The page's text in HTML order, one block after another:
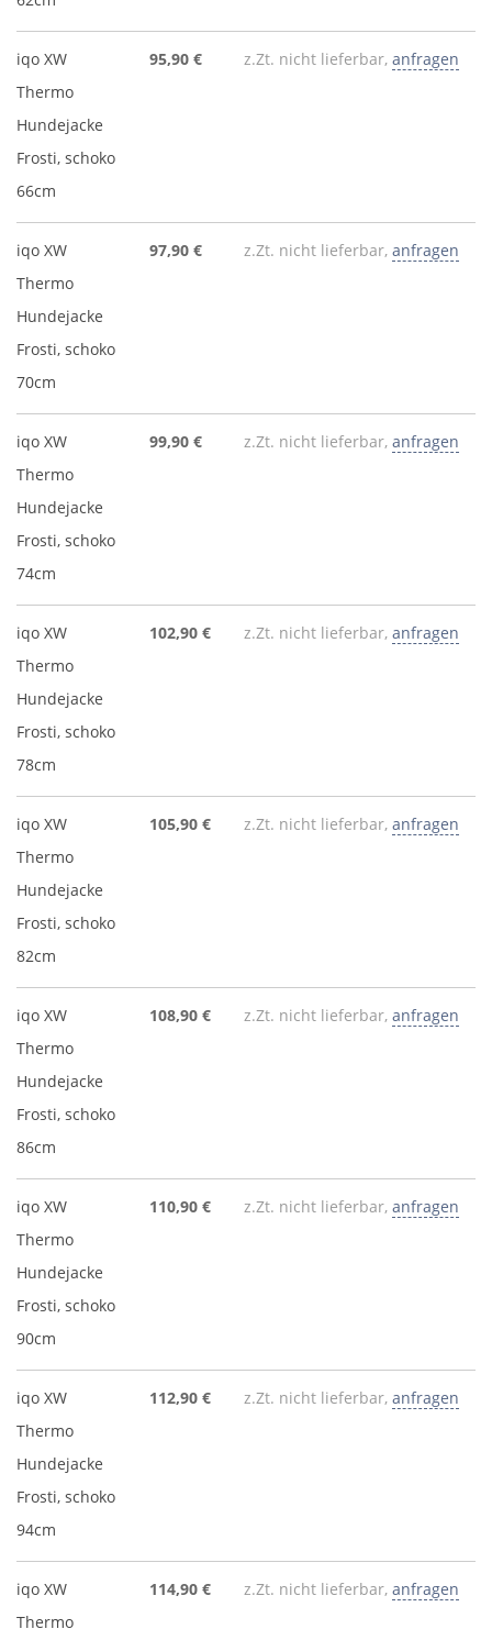
iqo XW
Thermo
Hundejacke
Frosti, schoko
66cm
95,90 € z.Zt. nicht lieferbar, anfragen
iqo XW
Thermo
Hundejacke
Frosti, schoko
70cm
97,90 € z.Zt. nicht lieferbar, anfragen
iqo XW
Thermo
Hundejacke
Frosti, schoko
74cm
99,90 € z.Zt. nicht lieferbar, anfragen
iqo XW
Thermo
Hundejacke
Frosti, schoko
78cm
102,90 € z.Zt. nicht lieferbar, anfragen
iqo XW
Thermo
Hundejacke
Frosti, schoko
82cm
105,90 € z.Zt. nicht lieferbar, anfragen
iqo XW
Thermo
Hundejacke
Frosti, schoko
86cm
108,90 € z.Zt. nicht lieferbar, anfragen
iqo XW
Thermo
Hundejacke
Frosti, schoko
90cm
110,90 € z.Zt. nicht lieferbar, anfragen
iqo XW
Thermo
Hundejacke
Frosti, schoko
94cm
112,90 € z.Zt. nicht lieferbar, anfragen
iqo XW
Thermo
114,90 € z.Zt. nicht lieferbar, anfragen